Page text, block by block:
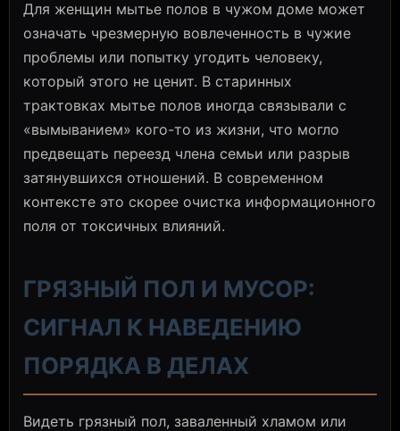
Для женщин мытье полов в чужом доме может
означать чрезмерную вовлеченность в чужие
проблемы или попытку угодить человеку,
который этого не ценит. В старинных
трактовках мытье полов иногда связывали с
«вымыванием» кого-то из жизни, что могло
предвещать переезд члена семьи или разрыв
затянувшихся отношений. В современном
контексте это скорее очистка информационного
поля от токсичных влияний.
ГРЯЗНЫЙ ПОЛ И МУСОР:
СИГНАЛ К НАВЕДЕНИЮ
ПОРЯДКА В ДЕЛАХ
Видеть грязный пол, заваленный хламом или